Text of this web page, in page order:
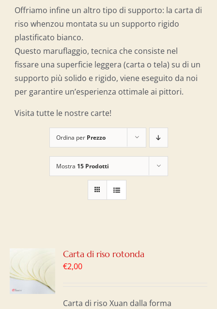
Offriamo infine un altro tipo di supporto: la carta di
riso whenzou montata su un supporto rigido
plastificato bianco.
Questo maruflaggio, tecnica che consiste nel
fissare una superficie leggera (carta o tela) su di un
supporto più solido e rigido, viene eseguito da noi
per garantire un’esperienza ottimale ai pittori.
Visita tutte le nostre carte!
Ordina per Prezzo
Mostra 15 Prodotti
Carta di riso rotonda
€2,00
Carta di riso Xuan dalla forma